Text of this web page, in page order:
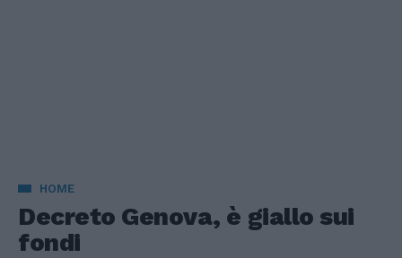
HOME
Decreto Genova, è giallo sui
fondi